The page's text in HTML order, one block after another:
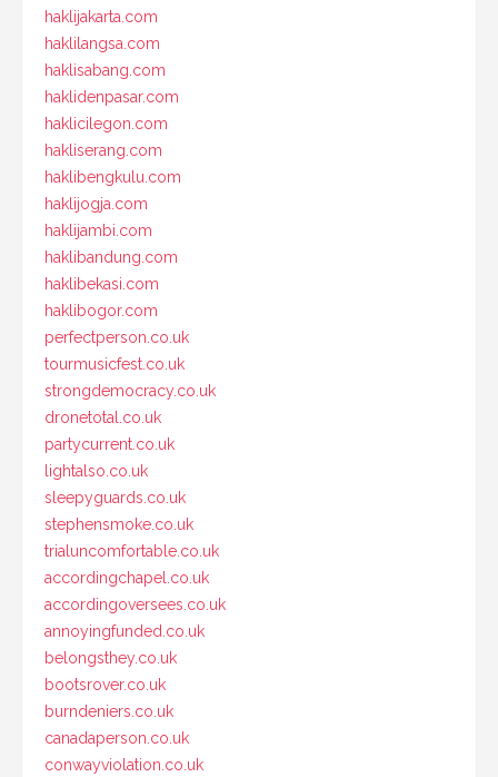
haklijakarta.com
haklilangsa.com
haklisabang.com
haklidenpasar.com
haklicilegon.com
hakliserang.com
haklibengkulu.com
haklijogja.com
haklijambi.com
haklibandung.com
haklibekasi.com
haklibogor.com
perfectperson.co.uk
tourmusicfest.co.uk
strongdemocracy.co.uk
dronetotal.co.uk
partycurrent.co.uk
lightalso.co.uk
sleepyguards.co.uk
stephensmoke.co.uk
trialuncomfortable.co.uk
accordingchapel.co.uk
accordingoversees.co.uk
annoyingfunded.co.uk
belongsthey.co.uk
bootsrover.co.uk
burndeniers.co.uk
canadaperson.co.uk
conwayviolation.co.uk